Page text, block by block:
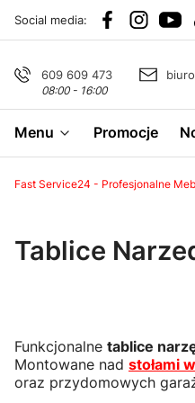
Social media:
609 609 473
08:00 - 16:00
Menu Promocje
Fast Service24 - Profesjonalne
Tablice
Funkcjonalne tablice
Montowane nad stołami
oraz przydomowych